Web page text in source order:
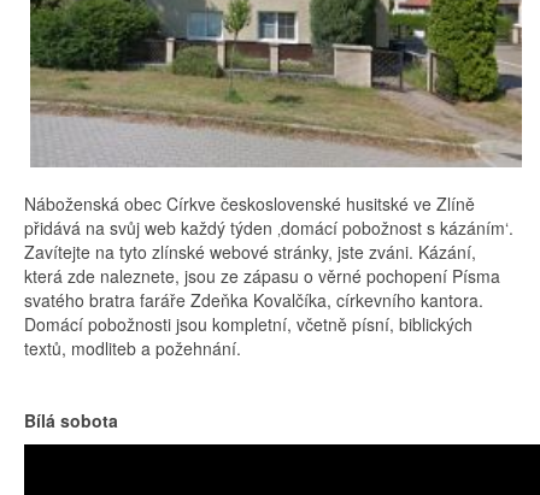
Náboženská obec Církve československé husitské ve Zlíně
přidává na svůj web každý týden ‚domácí pobožnost s kázáním‘.
Zavítejte na tyto zlínské webové stránky, jste zváni. Kázání,
která zde naleznete, jsou ze zápasu o věrné pochopení Písma
svatého bratra faráře Zdeňka Kovalčíka, církevního kantora.
Domácí pobožnosti jsou kompletní, včetně písní, biblických
textů, modliteb a požehnání.
Bílá sobota